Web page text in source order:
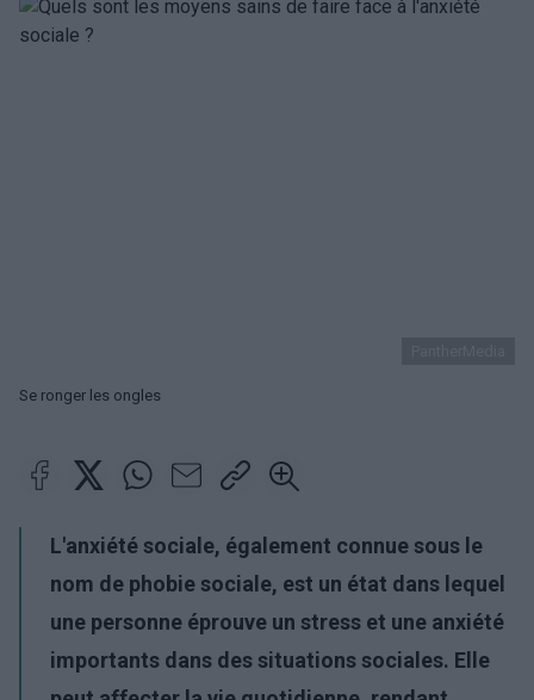
Se ronger les ongles
L'anxiété sociale, également connue sous le
nom de phobie sociale, est un état dans lequel
une personne éprouve un stress et une anxiété
importants dans des situations sociales. Elle